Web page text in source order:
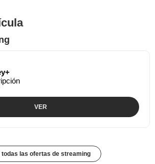
VER
todas las ofertas de streaming